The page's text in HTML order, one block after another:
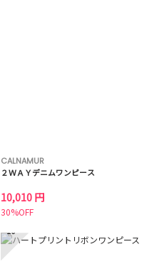
CALNAMUR
２ＷＡＹデニムワンピース
10,010 円
30%OFF
10